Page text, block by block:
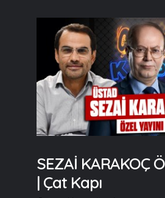
SEZAİ KARAKOÇ
| Çat Kapı